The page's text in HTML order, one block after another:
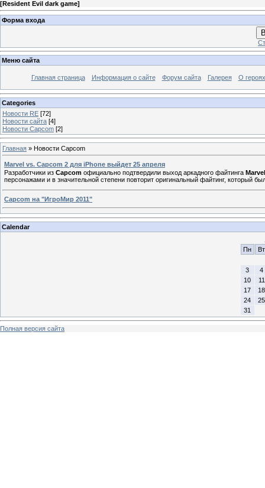
[Resident Evil dark game]
Форма входа
Меню сайта
Главная страница Информация о сайте Форум сайта Галерея О
Categories
Новости RE [72]
Новости сайта [4]
Новости Capcom [2]
Главная » Новости Capcom
Marvel vs. Capcom 2 для iPhone выйдет 25 апреля
Разработчики из Capcom официально подтвердили выход аркадного файтинга
персонажами и в значительной степени повторит оригинальный файтинг, который
Capcom на "ИгроМир 2011"
Calendar
Пн
Вт
3
4
10
11
17
18
24
25
31
Полная версия сайта